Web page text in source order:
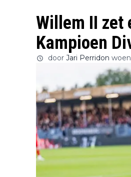
Willem II zet
Kampioen
door Jari Perridon